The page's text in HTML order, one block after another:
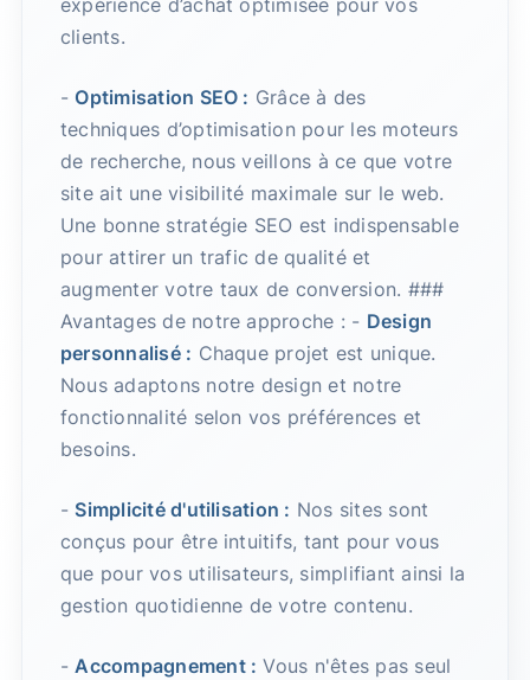
expérience d’achat optimisée pour vos
clients.
- Optimisation SEO : Grâce à des
techniques d’optimisation pour les moteurs
de recherche, nous veillons à ce que votre
site ait une visibilité maximale sur le web.
Une bonne stratégie SEO est indispensable
pour attirer un trafic de qualité et
augmenter votre taux de conversion. ###
Avantages de notre approche : - Design
personnalisé : Chaque projet est unique.
Nous adaptons notre design et notre
fonctionnalité selon vos préférences et
besoins.
- Simplicité d'utilisation : Nos sites sont
conçus pour être intuitifs, tant pour vous
que pour vos utilisateurs, simplifiant ainsi la
gestion quotidienne de votre contenu.
-Accompagnement : Vous n'êtes pas seul